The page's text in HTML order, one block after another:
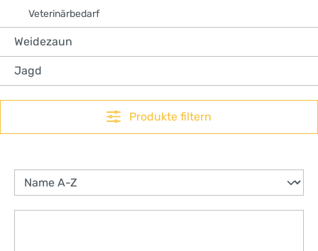
Veterinärbedarf
Weidezaun
Jagd
Produkte filtern